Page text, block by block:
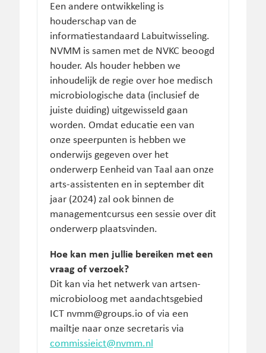
Een andere ontwikkeling is
houderschap van de
informatiestandaard Labuitwisseling.
NVMM is samen met de NVKC beoogd
houder. Als houder hebben we
inhoudelijk de regie over hoe medisch
microbiologische data (inclusief de
juiste duiding) uitgewisseld gaan
worden. Omdat educatie een van
onze speerpunten is hebben we
onderwijs gegeven over het
onderwerp Eenheid van Taal aan onze
arts-assistenten en in september dit
jaar (2024) zal ook binnen de
managementcursus een sessie over dit
onderwerp plaatsvinden.
Hoe kan men jullie bereiken met een
vraag of verzoek?
Dit kan via het netwerk van artsen-
microbioloog met aandachtsgebied
ICT nvmm@groups.io of via een
mailtje naar onze secretaris via
commissieict@nvmm.nl